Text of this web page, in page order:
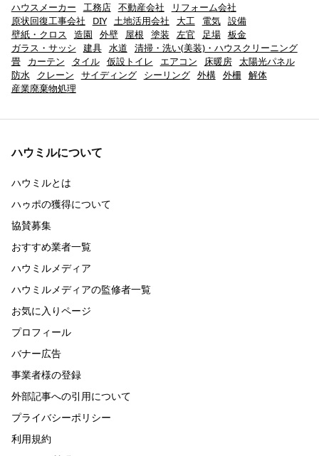
ハウスメーカー 工務店 不動産会社
リフォーム会社
原状回復工事会社
DIY 土地活用会社 大工 電気 設備
壁紙・クロス
造園 外壁 屋根 塗装 左官 足場 板金
ガラス・サッシ
建具 水道
清掃・洗い(美装)・ハウスクリーニング
畳
カーテン タイル 仮設トイレ エアコン 床暖房 太陽光パネル
防水
クレーン サイディング シーリング 外構 外柵
解体
産業廃棄物処理
ハウミルについて
ハウミルとは
ハゥポの獲得について
協賛募集
おすすめ業者一覧
ハウミルメディア
ハウミルメディアの監修者一覧
お気に入りページ
プロフィール
バナー広告
事業者様の登録
外部記事への引用について
プライバシーポリシー
利用規約